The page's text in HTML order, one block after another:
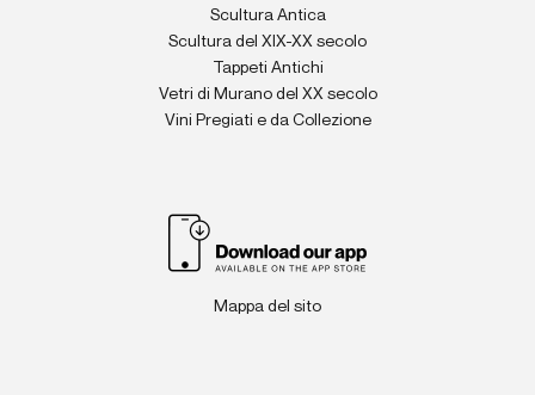
Scultura Antica
Scultura del XIX-XX secolo
Tappeti Antichi
Vetri di Murano del XX secolo
Vini Pregiati e da Collezione
Mappa del sito